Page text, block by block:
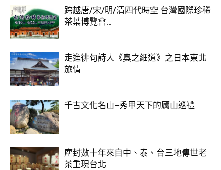
跨越唐/宋/明/清四代時空 台灣國際珍稀
茶葉博覽會...
走進徘句詩人《奧之細道》之日本東北
旅情
千古文化名山–秀甲天下的廬山巡禮
塵封數十年來自中、泰、台三地傳世老
茶重現台北